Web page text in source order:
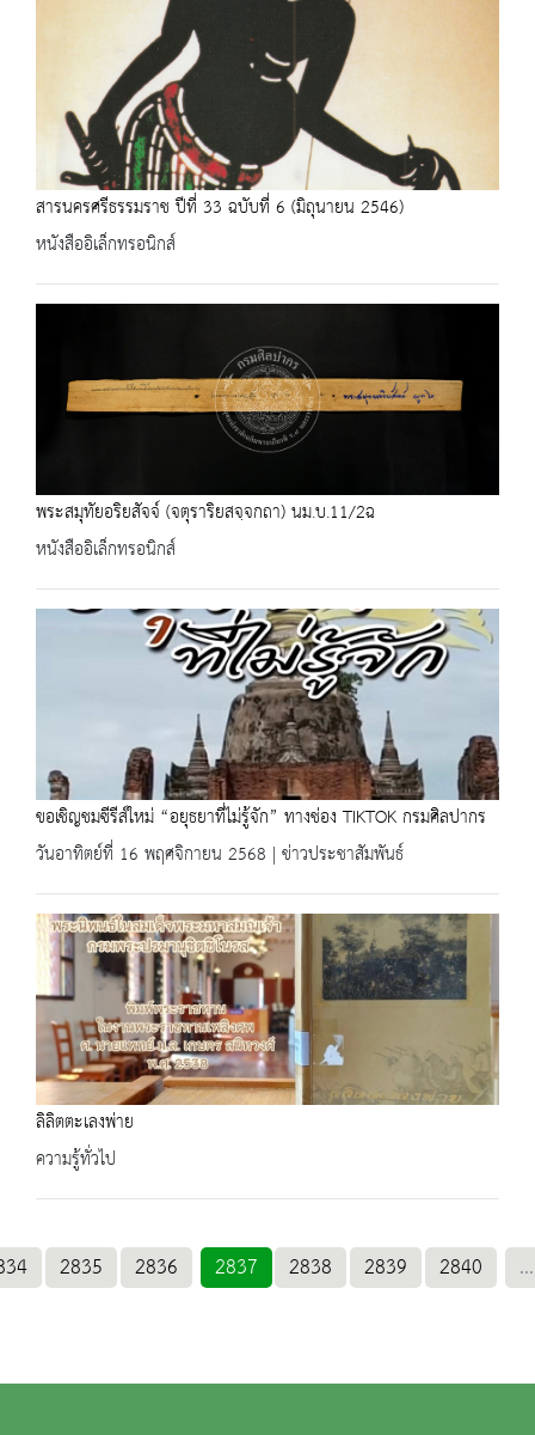
สารนครศรีธรรมราช ปีที่ 33 ฉบับที่ 6 (มิถุนายน 2546)
หนังสืออิเล็กทรอนิกส์
พระสมุทัยอริยสัจจ์ (จตุราริยสจฺจกถา) นม.บ.11/2ฉ
หนังสืออิเล็กทรอนิกส์
ขอเชิญชมซีรีส์ใหม่ “อยุธยาที่ไม่รู้จัก” ทางช่อง TIKTOK กรมศิลปากร
วันอาทิตย์ที่ 16 พฤศจิกายน 2568 | ข่าวประชาสัมพันธ์
ลิลิตตะเลงพ่าย
ความรู้ทั่วไป
2835 2836 2837 2838 2839 2840 ...